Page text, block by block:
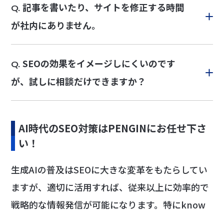
Q. 記事を書いたり、サイトを修正する時間
が社内にありません。
Q. SEOの効果をイメージしにくいのです
が、試しに相談だけできますか？
AI時代のSEO対策はPENGINにお任せ下さ
い！
生成AIの普及はSEOに大きな変革をもたらしてい
ますが、適切に活用すれば、従来以上に効率的で
戦略的な情報発信が可能になります。特にknow